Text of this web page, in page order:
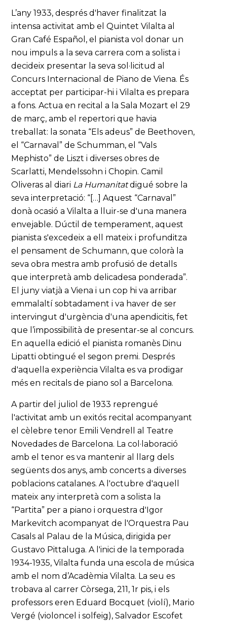
L’any 1933, després d'haver finalitzat la
intensa activitat amb el Quintet Vilalta al
Gran Café Español, el pianista vol donar un
nou impuls a la seva carrera com a solista i
decideix presentar la seva sol·licitud al
Concurs Internacional de Piano de Viena. És
acceptat per participar-hi i Vilalta es prepara
a fons. Actua en recital a la Sala Mozart el 29
de març, amb el repertori que havia
treballat: la sonata “Els adeus” de Beethoven,
el “Carnaval” de Schumman, el “Vals
Mephisto” de Liszt i diverses obres de
Scarlatti, Mendelssohn i Chopin. Camil
Oliveras al diari La Humanitatdigué sobre la
seva interpretació: “[…] Aquest “Carnaval”
donà ocasió a Vilalta a lluir-se d'una manera
envejable. Dúctil de temperament, aquest
pianista s'excedeix a ell mateix i profunditza
el pensament de Schumann, que colorà la
seva obra mestra amb profusió de detalls
que interpretà amb delicadesa ponderada”.
El juny viatjà a Viena i un cop hi va arribar
emmalaltí sobtadament i va haver de ser
intervingut d'urgència d'una apendicitis, fet
que l’impossibilità de presentar-se al concurs.
En aquella edició el pianista romanès Dinu
Lipatti obtingué el segon premi. Després
d'aquella experiència Vilalta es va prodigar
més en recitals de piano sol a Barcelona.
A partir del juliol de 1933 reprengué
l'activitat amb un exitós recital acompanyant
el cèlebre tenor Emili Vendrell al Teatre
Novedades de Barcelona. La col·laboració
amb el tenor es va mantenir al llarg dels
següents dos anys, amb concerts a diverses
poblacions catalanes. A l'octubre d'aquell
mateix any interpretà com a solista la
“Partita” per a piano i orquestra d'Igor
Markevitch acompanyat de l'Orquestra Pau
Casals al Palau de la Música, dirigida per
Gustavo Pittaluga. A l'inici de la temporada
1934-1935, Vilalta funda una escola de música
amb el nom d’Acadèmia Vilalta. La seu es
trobava al carrer Còrsega, 211, 1r pis, i els
professors eren Eduard Bocquet (violí), Mario
Vergé (violoncel i solfeig), Salvador Escofet